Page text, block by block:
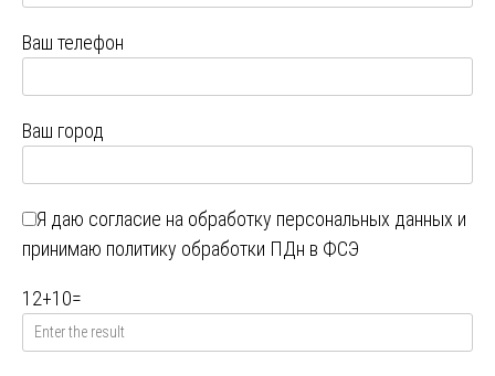
Ваш телефон
Ваш город
Я даю согласие на обработку персональных данных и
принимаю политику обработки ПДн в ФСЭ
12+10=